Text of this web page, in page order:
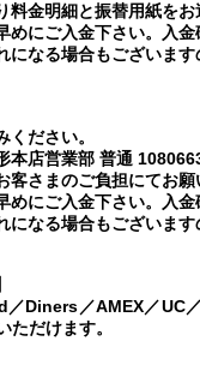
料金明細と振替用紙を
めにご入金下さい。入
になる場合もございま
ださい。
本店営業部 普通
客さまのご負担にてお
めにご入金下さい。入
になる場合もございま
Diners／AMEX／UC
ただけます。